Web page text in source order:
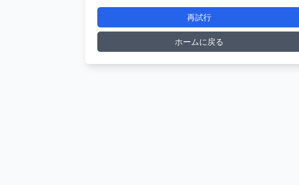
再試行
ホームに戻る